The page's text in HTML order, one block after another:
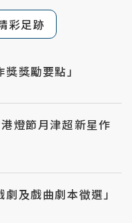
彩足跡
獎勵要點」
燈節月津超新星作
及戲曲劇本徵選」